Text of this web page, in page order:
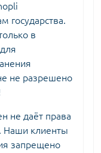
государства.
в
не разрешено
не даёт права
Наши клиенты
запрещено